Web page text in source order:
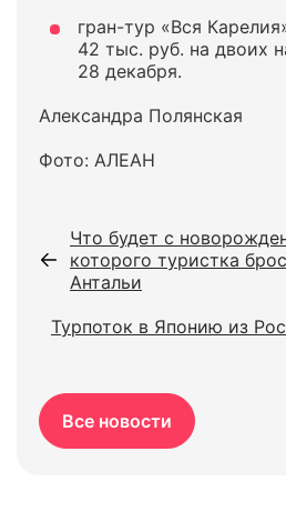
гран-тур «Вся
42 тыс. руб. на двоих
28 декабря.
Александра Полянская
Фото: АЛЕАН
Что будет с
которого туристка
Антальи
Турпоток в Японию из
Все новости